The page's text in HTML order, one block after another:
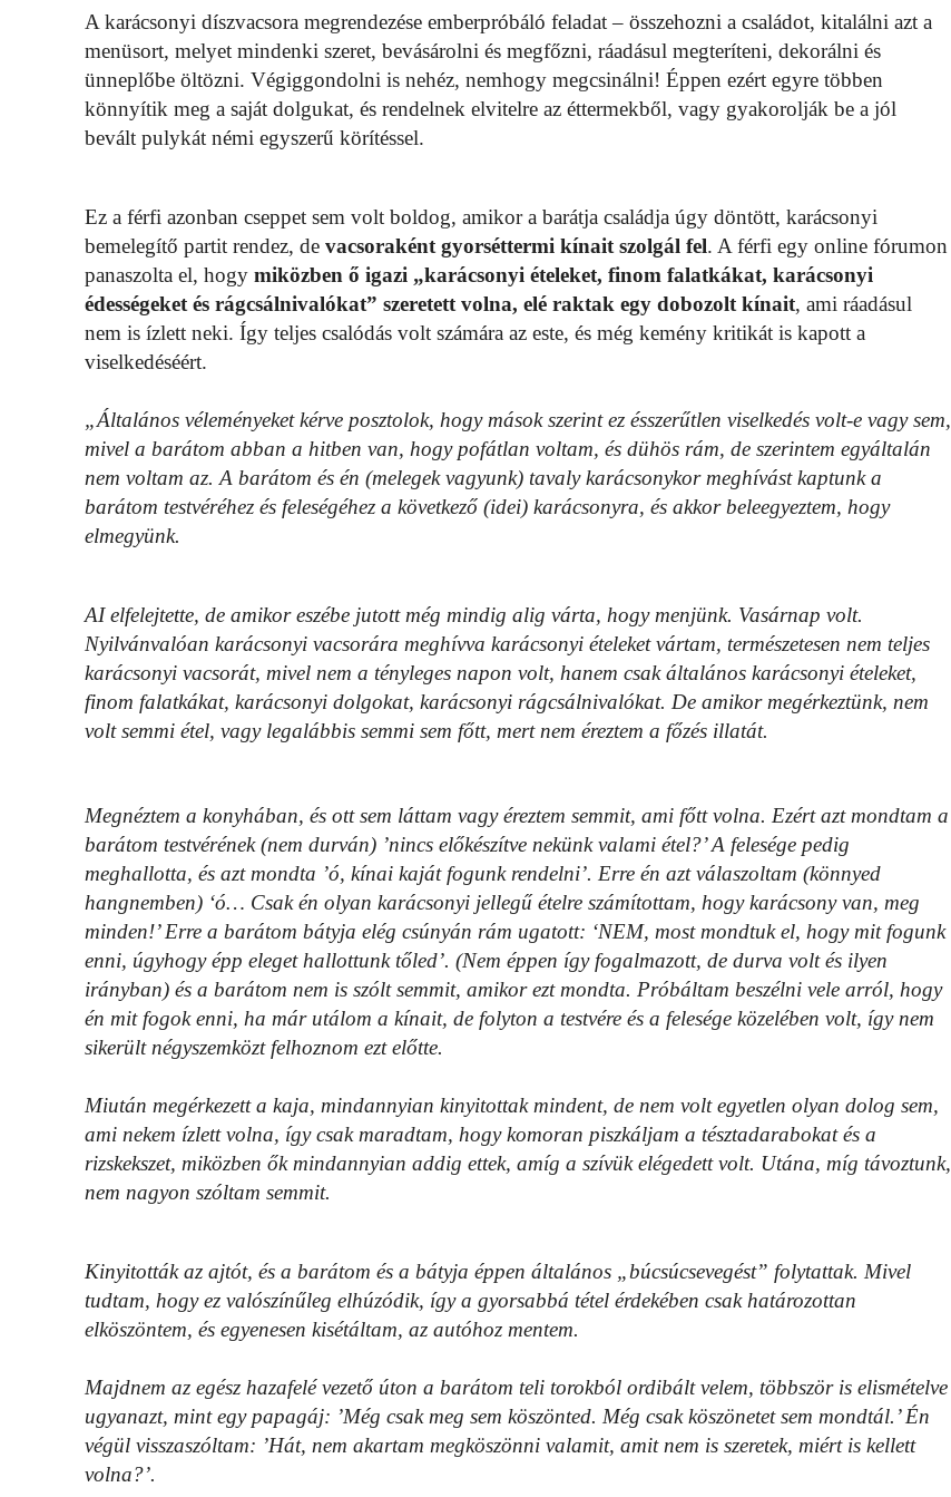
A karácsonyi díszvacsora megrendezése emberpróbáló feladat – összehozni a családot, kitalálni azt a
menüsort, melyet mindenki szeret, bevásárolni és megfőzni, ráadásul megteríteni, dekorálni és
ünneplőbe öltözni. Végiggondolni is nehéz, nemhogy megcsinálni! Éppen ezért egyre többen
könnyítik meg a saját dolgukat, és rendelnek elvitelre az éttermekből, vagy gyakorolják be a jól
bevált pulykát némi egyszerű körítéssel.
Ez a férfi azonban cseppet sem volt boldog, amikor a barátja családja úgy döntött, karácsonyi
bemelegítő partit rendez, de vacsoraként gyorséttermi kínait szolgál fel. A férfi egy online fórumon
panaszolta el, hogy miközben ő igazi „karácsonyi ételeket, finom falatkákat, karácsonyi
édességeket és rágcsálnivalókat” szeretett volna, elé raktak egy dobozolt kínait, ami ráadásul
nem is ízlett neki. Így teljes csalódás volt számára az este, és még kemény kritikát is kapott a
viselkedéséért.
„Általános véleményeket kérve posztolok, hogy mások szerint ez ésszerűtlen viselkedés volt-e vagy sem,
mivel a barátom abban a hitben van, hogy pofátlan voltam, és dühös rám, de szerintem egyáltalán
nem voltam az. A barátom és én (melegek vagyunk) tavaly karácsonykor meghívást kaptunk a
barátom testvéréhez és feleségéhez a következő (idei) karácsonyra, és akkor beleegyeztem, hogy
elmegyünk.
AI elfelejtette, de amikor eszébe jutott még mindig alig várta, hogy menjünk. Vasárnap volt.
Nyilvánvalóan karácsonyi vacsorára meghívva karácsonyi ételeket vártam, természetesen nem teljes
karácsonyi vacsorát, mivel nem a tényleges napon volt, hanem csak általános karácsonyi ételeket,
finom falatkákat, karácsonyi dolgokat, karácsonyi rágcsálnivalókat. De amikor megérkeztünk, nem
volt semmi étel, vagy legalábbis semmi sem főtt, mert nem éreztem a főzés illatát.
Megnéztem a konyhában, és ott sem láttam vagy éreztem semmit, ami főtt volna. Ezért azt mondtam a
barátom testvérének (nem durván) ’nincs előkészítve nekünk valami étel?’ A felesége pedig
meghallotta, és azt mondta ’ó, kínai kaját fogunk rendelni’. Erre én azt válaszoltam (könnyed
hangnemben) ‘ó… Csak én olyan karácsonyi jellegű ételre számítottam, hogy karácsony van, meg
minden!’ Erre a barátom bátyja elég csúnyán rám ugatott: ‘NEM, most mondtuk el, hogy mit fogunk
enni, úgyhogy épp eleget hallottunk tőled’. (Nem éppen így fogalmazott, de durva volt és ilyen
irányban) és a barátom nem is szólt semmit, amikor ezt mondta. Próbáltam beszélni vele arról, hogy
én mit fogok enni, ha már utálom a kínait, de folyton a testvére és a felesége közelében volt, így nem
sikerült négyszemközt felhoznom ezt előtte.
Miután megérkezett a kaja, mindannyian kinyitottak mindent, de nem volt egyetlen olyan dolog sem,
ami nekem ízlett volna, így csak maradtam, hogy komoran piszkáljam a tésztadarabokat és a
rizskekszet, miközben ők mindannyian addig ettek, amíg a szívük elégedett volt. Utána, míg távoztunk,
nem nagyon szóltam semmit.
Kinyitották az ajtót, és a barátom és a bátyja éppen általános „búcsúcsevegést” folytattak. Mivel
tudtam, hogy ez valószínűleg elhúzódik, így a gyorsabbá tétel érdekében csak határozottan
elköszöntem, és egyenesen kisétáltam, az autóhoz mentem.
Majdnem az egész hazafelé vezető úton a barátom teli torokból ordibált velem, többször is elismételve
ugyanazt, mint egy papagáj: ’Még csak meg sem köszönted. Még csak köszönetet sem mondtál.’ Én
végül visszaszóltam: ’Hát, nem akartam megköszönni valamit, amit nem is szeretek, miért is kellett
volna?’.